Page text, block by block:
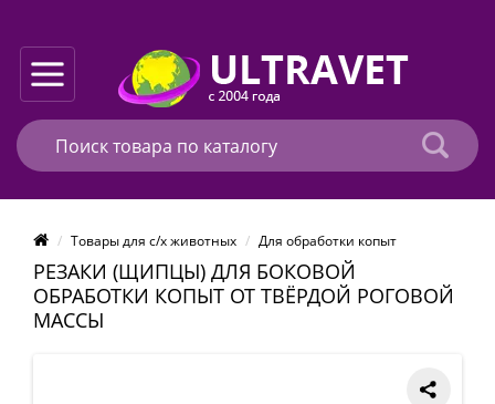
Товары для с/х животных Для обработки копыт
РЕЗАКИ (ЩИПЦЫ) ДЛЯ БОКОВОЙ
ОБРАБОТКИ КОПЫТ ОТ ТВЁРДОЙ РОГОВОЙ
МАССЫ